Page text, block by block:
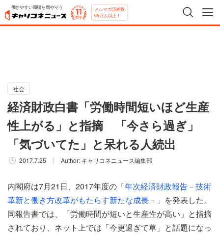
働きやすい職場を増やそう メルマガ読者数
65万人以上！
社会
経済財政白書「労働時間短いほど生産
性上がる」と指摘 「今さら過ぎ」
「気づいてた」と呆れる人続出
2017.7.25 Author: キャリコネニュース編集部
内閣府は7月21日、2017年度の 「年次経済財政報告－技術
革新と働き方改革がもたらす新たな成長－」 を発表した。
同報告書では、「労働時間が短いと生産性が高い」と指摘
されており、ネット上では「今更過ぎて草」と話題になっ